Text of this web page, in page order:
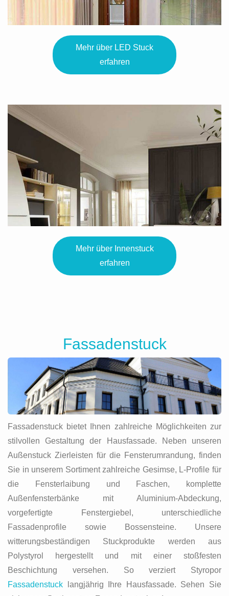
Mehr über LED Stuck
erfahren
Mehr über Innenstuck
erfahren
Fassadenstuck
Fassadenstuck bietet Ihnen zahlreiche Möglichkeiten zur
stilvollen Gestaltung der Hausfassade. Neben unseren
Außenstuck Zierleisten für die Fensterumrandung, finden
Sie in unserem Sortiment zahlreiche Gesimse, L-Profile für
die Fensterlaibung und Faschen, komplette
Außenfensterbänke mit Aluminium-Abdeckung,
vorgefertigte Fenstergiebel, unterschiedliche
Fassadenprofile sowie Bossensteine. Unsere
witterungsbeständigen Stuckprodukte werden aus
Polystyrol hergestellt und mit einer stoßfesten
Beschichtung versehen. So verziert Styropor
Fassadenstuck langjährig Ihre Hausfassade. Sehen Sie